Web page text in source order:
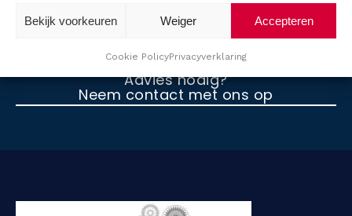
Accepteren
Weiger
Bekijk voorkeuren
Cookie PolicyPrivacyverklaring
Advies nodig?
Neem contact met ons op